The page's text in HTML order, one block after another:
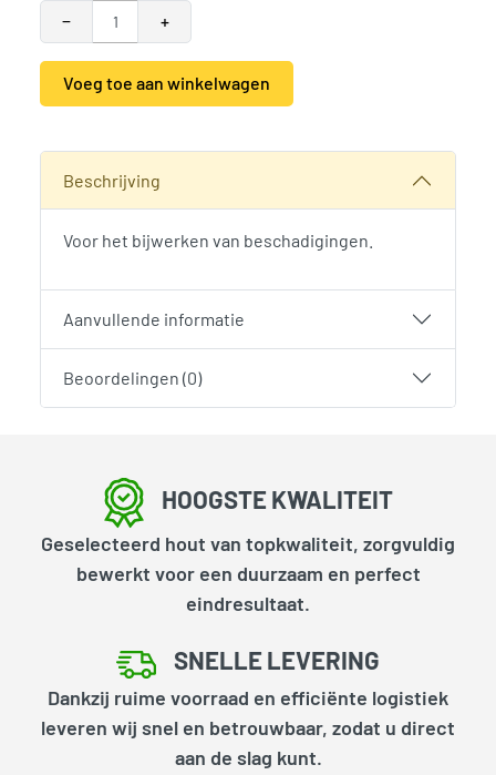
−
Betoncoating zwart, in plastic fles (1 liter). aantal
+
Voeg toe aan winkelwagen
Beschrijving
Voor het bijwerken van beschadigingen.
Aanvullende informatie
Beoordelingen (0)
HOOGSTE KWALITEIT
Geselecteerd hout van topkwaliteit, zorgvuldig
bewerkt voor een duurzaam en perfect
eindresultaat.
SNELLE LEVERING
Dankzij ruime voorraad en efficiënte logistiek
leveren wij snel en betrouwbaar, zodat u direct
aan de slag kunt.